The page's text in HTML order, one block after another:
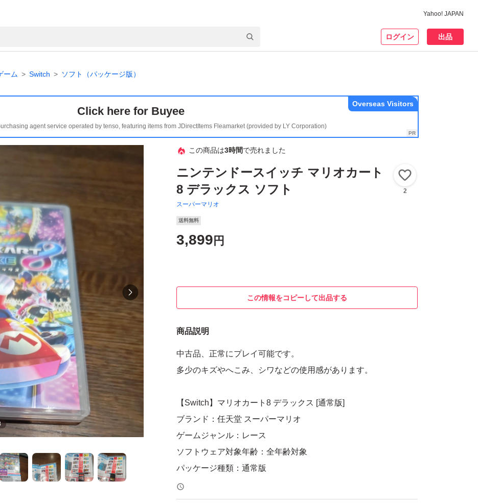
Yahoo! JAPAN
ログイン 出品
ーム Switch ソフト（パッケージ版）
Click here for Buyee
agent service operated by tenso, featuring items from JDirectItems Fleamarket (provided by LY Corporation)
Overseas Visitors
この商品は3時間で売れました
ニンテンドースイッチ マリオカート
8 デラックス ソフト
スーパーマリオ
2
送料無料
3,899 円
この情報をコピーして出品する
商品説明
中古品、正常にプレイ可能です。
多少のキズやへこみ、シワなどの使用感があります。
【Switch】マリオカート8 デラックス [通常版]
ブランド：任天堂 スーパーマリオ
ゲームジャンル：レース
ソフトウェア対象年齢：全年齢対象
パッケージ種類：通常版
オンライン：オンライン対応
プレイモード：TVモード対応 テーブルモード対応 携帯モード対